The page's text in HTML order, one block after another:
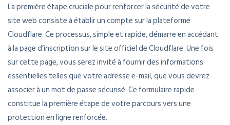
La première étape cruciale pour renforcer la sécurité de votre
site web consiste à établir un compte sur la plateforme
Cloudflare. Ce processus, simple et rapide, démarre en accédant
à la page d’inscription sur le site officiel de Cloudflare. Une fois
sur cette page, vous serez invité à fournir des informations
essentielles telles que votre adresse e-mail, que vous devrez
associer à un mot de passe sécurisé. Ce formulaire rapide
constitue la première étape de votre parcours vers une
protection en ligne renforcée.